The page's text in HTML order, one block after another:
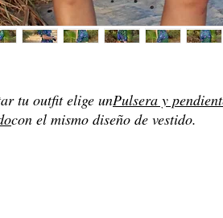
tu outfit elige unPulsera y
con el mismo diseño de vestido.